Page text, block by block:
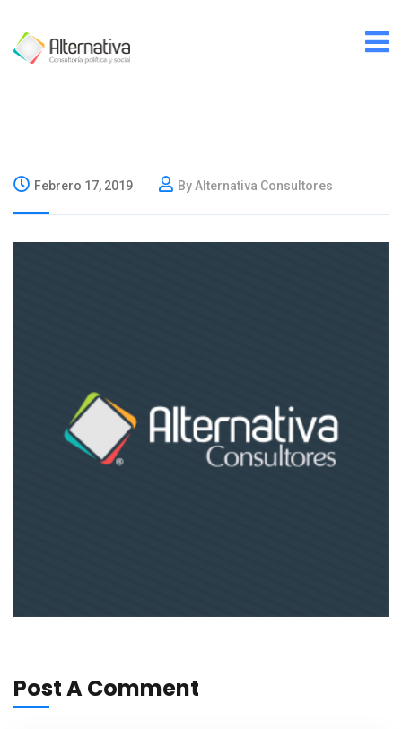
Febrero 17, 2019 By Alternativa Consultores
Post A Comment